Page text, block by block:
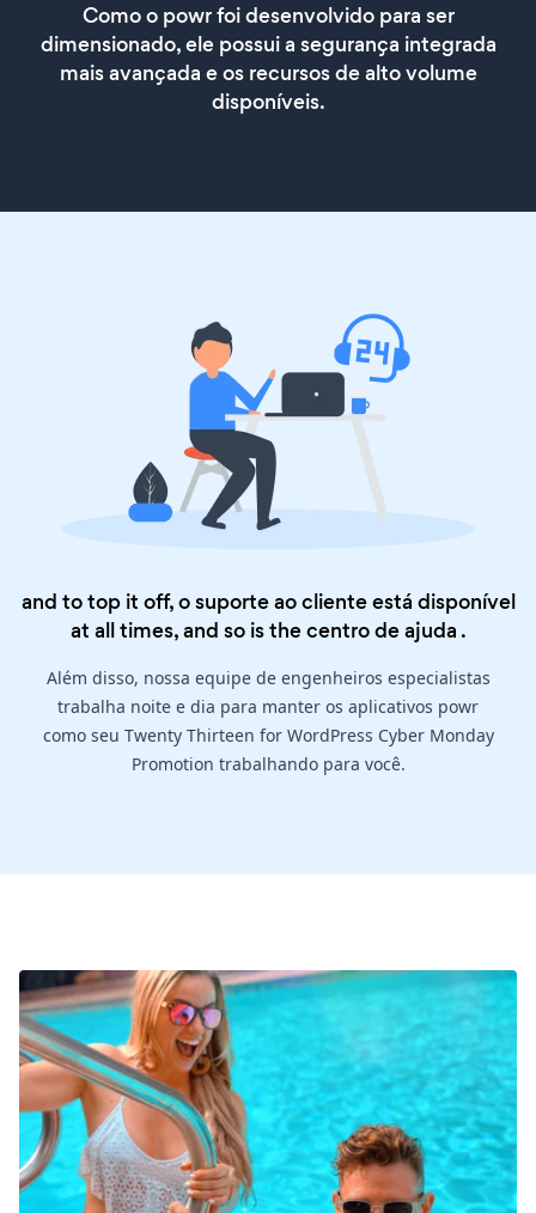
Como o powr foi desenvolvido para ser
dimensionado, ele possui a segurança integrada
mais avançada e os recursos de alto volume
disponíveis.
and to top it off, o suporte ao cliente está disponível
at all times, and so is thecentro de ajuda .
Além disso, nossa equipe de engenheiros especialistas
trabalha noite e dia para manter os aplicativos powr
como seu Twenty Thirteen for WordPress Cyber Monday
Promotion trabalhando para você.